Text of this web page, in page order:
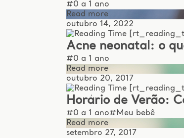
#0 a 1 ano
Read more
outubro 14, 2022
Acne neonatal: o
#0 a 1 ano
Read more
outubro 20, 2017
Horário de Verão:
#0 a 1 ano#Meu bebê
Read more
setembro 27, 2017